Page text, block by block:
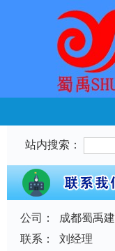
站内搜索：
公司：
成都蜀禹
联系：
刘经理